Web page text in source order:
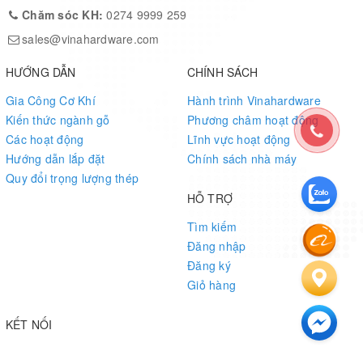
Vinahardware.
5. Tiêu Chuẩn Sản Xuất
Sản phẩm được sơn tĩnh điện theo quy trình Vinahardware
Xử lý bề mặt chống gỉ.
Phun sơn bột tĩnh điện 2 lớp.
Sấy ở nhiệt độ 180–200°C để đạt độ bền cao, bám sơn tốt.
Kiểm tra độ bền khung và độ nhẵn mối hàn trước khi đóng gói.
Chăm sóc KH:0274 9999 259
sales@vinahardware.com
HƯỚNG DẪN
Gia Công Cơ Khí
Kiến thức ngành gỗ
Các hoạt động
Hướng dẫn lắp đặt
Quy đổi trọng lượng thép
CHÍNH SÁCH
Hành trình Vinahardware
Phương châm hoạt động
Lĩnh vực hoạt động
Chính sách nhà máy
HỖ TRỢ
Tìm kiếm
Đăng nhập
Đăng ký
Giỏ hàng
KẾT NỐI